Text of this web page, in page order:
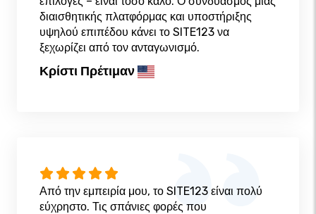
διαισθητικής πλατφόρμας και υποστήριξης
υψηλού επιπέδου κάνει το SITE123 να
ξεχωρίζει από τον ανταγωνισμό.
Κρίστι Πρέτιμαν
Από την εμπειρία μου, το SITE123 είναι πολύ
εύχρηστο. Τις σπάνιες φορές που